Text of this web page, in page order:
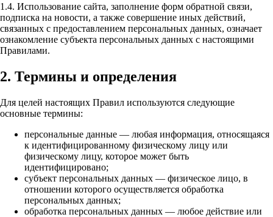
1.4. Использование сайта, заполнение форм обратной связи,
подписка на новости, а также совершение иных действий,
связанных с предоставлением персональных данных, означает
ознакомление субъекта персональных данных с настоящими
Правилами.
2. Термины и определения
Для целей настоящих Правил используются следующие
основные термины:
персональные данные — любая информация, относящаяся
к идентифицированному физическому лицу или
физическому лицу, которое может быть
идентифицировано;
субъект персональных данных — физическое лицо, в
отношении которого осуществляется обработка
персональных данных;
обработка персональных данных — любое действие или